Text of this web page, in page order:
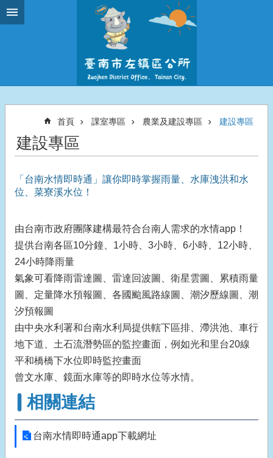
跳到主要內容區塊
首頁 課室專區 農業及建設專區 建設專區
建設專區
「台南水情即時通」讓你即時掌握雨量、水庫洩洪和水
位、菜寮溪水位！
由台南市政府團隊建構最符合台南人需求的水情app！
提供台南各區10分鐘、1小時、3小時、6小時、12小時、
24小時降雨量
氣象可看降雨雷達圖、雷達回波圖、衛星雲圖、累積雨量
圖、定量降水預報圖、各國颱風路線圖、潮汐歷線圖、潮
汐預報圖
由中央水利署和台南水利局提供轄下區排、滯洪池、車行
地下道、土石流潛勢區的監控畫面，例如光和里台20線
平和橋橋下水位即時監控畫面
曾文水庫、鏡面水庫等的即時水位等水情。
相關連結
台南水情即時通app下載網址